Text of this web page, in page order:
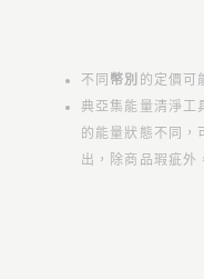
不同 幣別 的定價可
典亞集能量清淨工
的能量狀態不同，
出，除商品瑕疵外